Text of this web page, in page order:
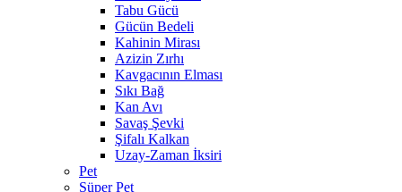
Tabu Gücü
Gücün Bedeli
Kahinin Mirası
Azizin Zırhı
Kavgacının Elması
Sıkı Bağ
Kan Avı
Savaş Şevki
Şifalı Kalkan
Uzay-Zaman İksiri
Pet
Süper Pet